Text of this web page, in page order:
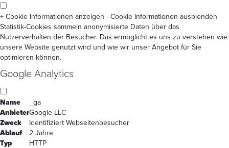
+ Cookie Informationen anzeigen - Cookie Informationen ausblenden
Statistik-Cookies sammeln anonymisierte Daten über das
Nutzerverhalten der Besucher. Das ermöglicht es uns zu verstehen wie
unsere Website genutzt wird und wie wir unser Angebot für Sie
optimieren können.
Google Analytics
Name
_ga
AnbieterGoogle LLC
Zweck
Identifiziert Webseitenbesucher
Ablauf
2 Jahre
Typ
HTTP